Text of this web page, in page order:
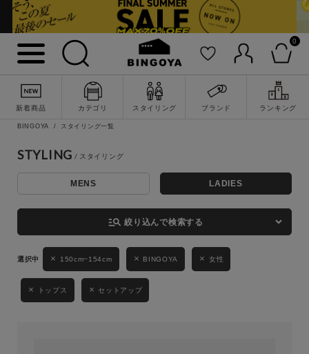
0
新着商品 カテゴリ スタイリング ブランド ランキング
詳細検索
キーワード
性別
MENS LADIES
BINGOYA スタイリング一覧
STYLING
MENS LADIES
manage_search 絞り込んで検索する
150cm~154cm BINGOYA 女性
トップス セットアップ